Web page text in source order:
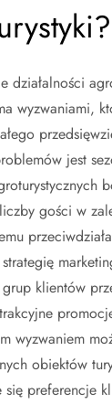
działalności
wyzwaniami,
jest
gości w
klientów
wyzwaniem
obiektów
się preferencje